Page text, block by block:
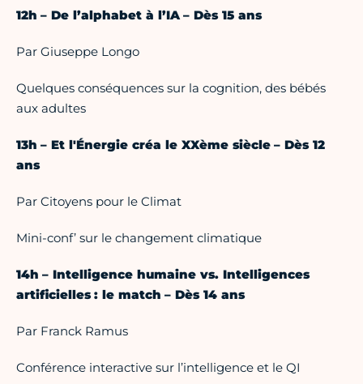
12h – De l’alphabet à l’IA – Dès 15 ans
Par Giuseppe Longo
Quelques conséquences sur la cognition, des bébés
aux adultes
13h – Et l'Énergie créa le XXème siècle – Dès 12
ans
Par Citoyens pour le Climat
Mini-conf’ sur le changement climatique
14h – Intelligence humaine vs. Intelligences
artificielles : le match – Dès 14 ans
Par Franck Ramus
Conférence interactive sur l’intelligence et le QI